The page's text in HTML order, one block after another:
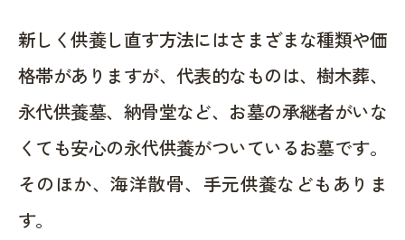
新しく供養し直す方法にはさまざまな種類や価
格帯がありますが、代表的なものは、樹木葬、
永代供養墓、納骨堂など、お墓の承継者がいな
くても安心の永代供養がついているお墓です。
そのほか、海洋散骨、手元供養などもありま
す。